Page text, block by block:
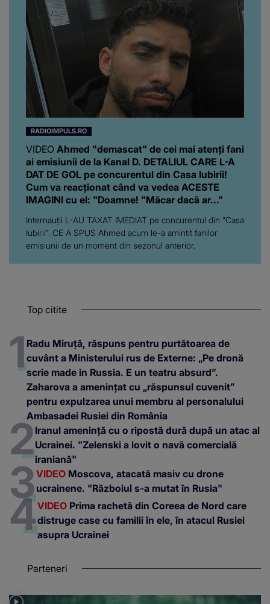
RADIOIMPULS.RO
VIDEO Ahmed "demascat" de cei mai atenți fani
ai emisiunii de la Kanal D. DETALIUL CARE L-A
DAT DE GOL pe concurentul din Casa Iubirii!
Cum va reacționat când va vedea ACESTE
IMAGINI cu el: "Doamne! "Măcar dacă ar..."
Internauții L-AU TAXAT IMEDIAT pe concurentul din "Casa
Iubirii". CE A SPUS Ahmed acum le-a amintit fanilor
emisiunii de un moment din sezonul anterior.
Top citite
Radu Miruță, răspuns pentru purtătoarea de
cuvânt a Ministerului rus de Externe: „Pe dronă
scrie made in Russia. E un teatru absurd”.
Zaharova a amenințat cu „răspunsul cuvenit”
pentru expulzarea unui membru al personalului
Ambasadei Rusiei din România
Iranul amenință cu o ripostă dură după un atac al
Ucrainei. "Zelenski a lovit o navă comercială
iraniană"
VIDEO Moscova, atacată masiv cu drone
ucrainene. "Războiul s-a mutat în Rusia"
VIDEO Prima rachetă din Coreea de Nord care
distruge case cu familii în ele, în atacul Rusiei
asupra Ucrainei
Parteneri